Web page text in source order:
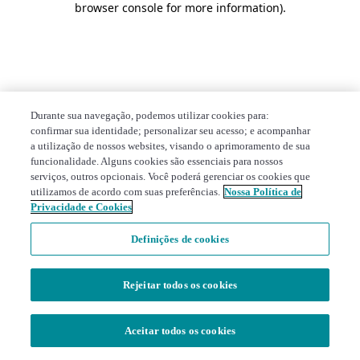
browser console for more information).
Durante sua navegação, podemos utilizar cookies para:
confirmar sua identidade; personalizar seu acesso; e acompanhar
a utilização de nossos websites, visando o aprimoramento de sua
funcionalidade. Alguns cookies são essenciais para nossos
serviços, outros opcionais. Você poderá gerenciar os cookies que
utilizamos de acordo com suas preferências. Nossa Política de
Privacidade e Cookies
Definições de cookies
Rejeitar todos os cookies
Aceitar todos os cookies